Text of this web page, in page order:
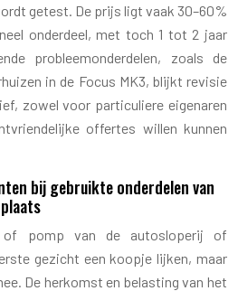
getest. De prijs ligt vaak 30–60%
onderdeel, met toch 1 tot 2 jaar
probleemonderdelen, zoals de
in de Focus MK3, blijkt revisie
zowel voor particuliere eigenaren
offertes willen kunnen
bij gebruikte onderdelen van
of pomp van de autosloperij of
gezicht een koopje lijken, maar
De herkomst en belasting van het